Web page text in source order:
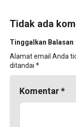
Tidak ada
Tinggalkan Balasan
Alamat email Anda
ditandai *
Komentar*